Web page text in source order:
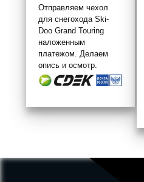
Отправляем чехол
для снегохода Ski-
Doo Grand Touring
наложенным
платежом. Делаем
опись и осмотр.